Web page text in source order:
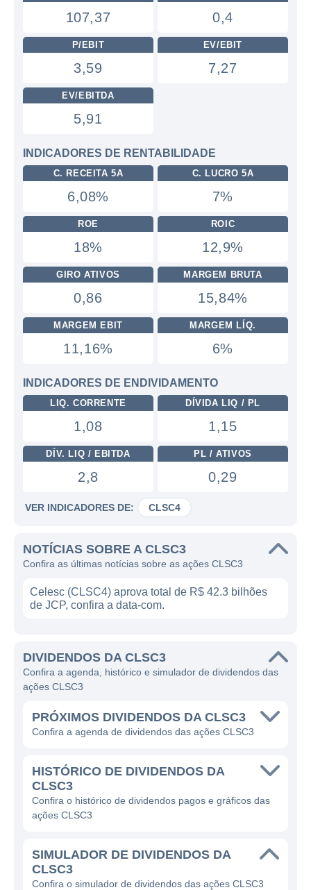
107,37 0,4
P/EBIT
3,59
EV/EBIT
7,27
EV/EBITDA
5,91
INDICADORES DE RENTABILIDADE
C. RECEITA 5A
6,08%
C. LUCRO 5A
7%
ROE
18%
ROIC
12,9%
GIRO ATIVOS
0,86
MARGEM BRUTA
15,84%
MARGEM EBIT
11,16%
MARGEM LÍQ.
6%
INDICADORES DE ENDIVIDAMENTO
LIQ. CORRENTE
1,08
DÍVIDA LIQ / PL
1,15
DÍV. LIQ / EBITDA
2,8
PL / ATIVOS
0,29
VER INDICADORES DE: CLSC4
NOTÍCIAS SOBRE A CLSC3
Confira as últimas notícias sobre as ações CLSC3
Celesc (CLSC4) aprova total de R$ 42.3 bilhões
de JCP, confira a data-com.
DIVIDENDOS DA CLSC3
Confira a agenda, histórico e simulador de dividendos das
ações CLSC3
PRÓXIMOS DIVIDENDOS DA CLSC3
Confira a agenda de dividendos das ações CLSC3
HISTÓRICO DE DIVIDENDOS DA
CLSC3
Confira o histórico de dividendos pagos e gráficos das
ações CLSC3
SIMULADOR DE DIVIDENDOS DA
CLSC3
Confira o simulador de dividendos das ações CLSC3